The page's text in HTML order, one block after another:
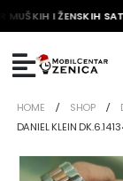
MUŠKIH I ŽENSKIH
HOME SHOP
DANIEL KLEIN